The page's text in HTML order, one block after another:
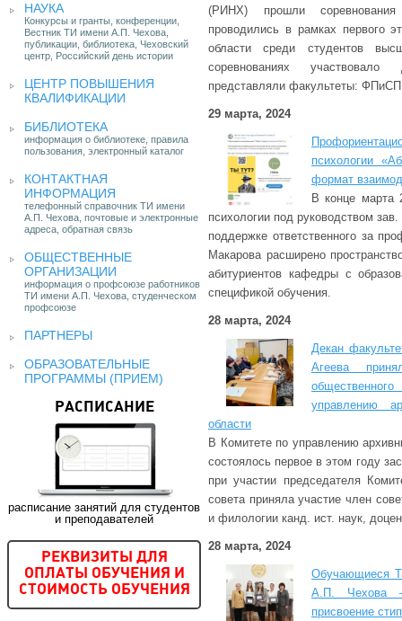
НАУКА
Конкурсы и гранты, конференции,
Вестник ТИ имени А.П. Чехова,
публикации, библиотека, Чеховский
центр, Российский день истории
ЦЕНТР ПОВЫШЕНИЯ
КВАЛИФИКАЦИИ
БИБЛИОТЕКА
информация о библиотеке, правила
пользования, электронный каталог
КОНТАКТНАЯ
ИНФОРМАЦИЯ
телефонный справочник ТИ имени
А.П. Чехова, почтовые и электронные
адреса, обратная связь
ОБЩЕСТВЕННЫЕ
ОРГАНИЗАЦИИ
информация о профсоюзе работников
ТИ имени А.П. Чехова, студенческом
профсоюзе
ПАРТНЕРЫ
ОБРАЗОВАТЕЛЬНЫЕ
ПРОГРАММЫ (ПРИЕМ)
РАСПИСАНИЕ
расписание занятий для студентов
и преподавателей
РЕКВИЗИТЫ ДЛЯ
ОПЛАТЫ ОБУЧЕНИЯ И
СТОИМОСТЬ ОБУЧЕНИЯ
(РИНХ) прошли
проводились в рамках первого
области среди студентов
соревнованиях
представляли факультеты:
29 марта, 2024
психологии
формат
В конце марта
психологии под руководством
поддержке ответственного за
Макарова расширено
абитуриентов кафедры с
спецификой обучения.
28 марта, 2024
Декан
Агеева
управлению
области
В Комитете по управлению
состоялось первое в этом году
при участии председателя
совета приняла участие член
и филологии канд. ист. наук,
28 марта, 2024
Обучающиеся
А.П. Чехова –
присвоение